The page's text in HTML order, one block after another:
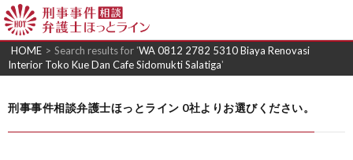
HOME > Search results for 'WA 0812 2782 5310 Biaya Renovasi
Interior Toko Kue Dan Cafe Sidomukti Salatiga'
刑事事件相談弁護士ほっとライン 0社よりお選びください。